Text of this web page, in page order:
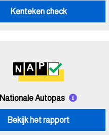
Kenteken check
Nationale Autopas
Bekijk het rapport